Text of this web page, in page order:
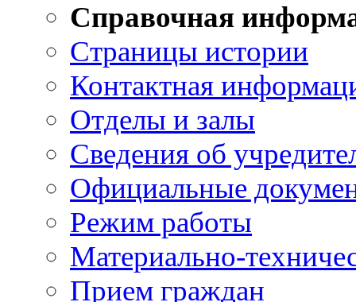
Справочная
Страницы истории
Контактная
Отделы и залы
Сведения об
Официальные
Режим работы
Материально-
Прием граждан